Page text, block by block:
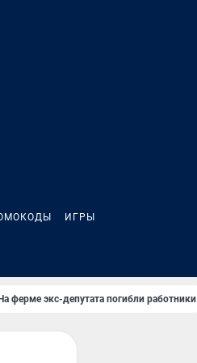
ИГРЫ
ферме экс-депутата погибли работники